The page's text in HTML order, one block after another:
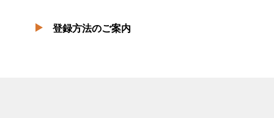
登録方法のご案内